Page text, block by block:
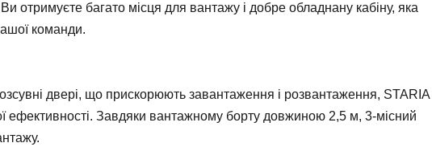
отримуєте багато місця для вантажу і добре обладнану кабіну, яка
команди.
двері, що прискорюють завантаження і розвантаження, STARIA
ефективності. Завдяки вантажному борту довжиною 2,5 м, 3-місний